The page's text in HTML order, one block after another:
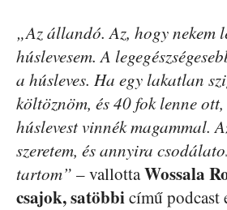
„Az állandó. Az, hogy nekem
húslevesem. A
a húsleves. Ha egy lakatlan
költöznöm, és 40 fok lenne
húslevest vinnék magammal.
szeretem, és annyira
tartom” – vallottaWossala
csajok, satöbbicímű podcast